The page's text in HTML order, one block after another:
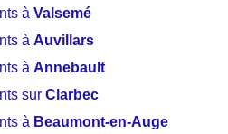
àValsemé
àAuvillars
àAnnebault
surClarbec
à Beaumont-en-Auge